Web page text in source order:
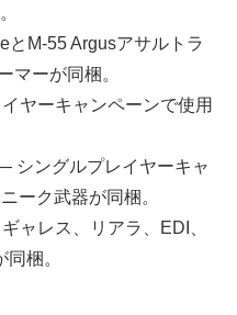
M-55 Argusアサルトラ
マーが同梱。
ヤーキャンペーンで使用
シングルプレイヤーキャ
ーク武器が同梱。
ャレス、リアラ、EDI、
梱。